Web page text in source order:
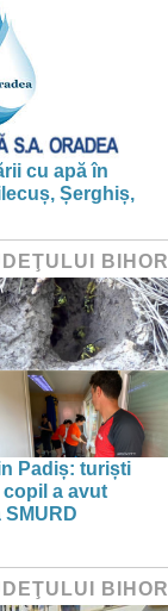
cu apă în
Șerghiș,
BIHOR
Padiș: turiști
a avut
BIHOR